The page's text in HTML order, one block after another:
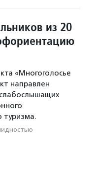
из 20
«Многоголосье
направлен
туризма.